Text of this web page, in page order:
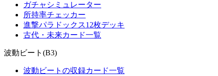
ガチャシミュレーター
所持率チェッカー
進撃パラドックス12枚デッキ
古代・未来カード一覧
波動ビート(B3)
波動ビートの収録カード一覧